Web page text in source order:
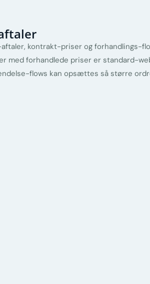
kontrakt-priser og forhandlings-
med forhandlede priser er standard-
flows kan opsættes så større